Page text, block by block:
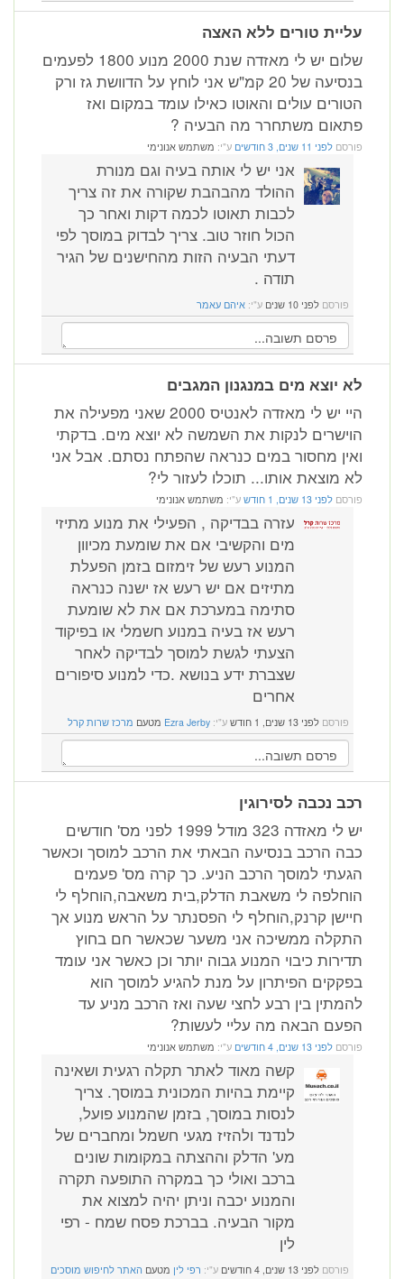
עליית טורים ללא האצה
שלום יש לי מאזדה שנת 2000 מנוע 1800 לפעמים
בנסיעה של 20 קמ"ש אני לוחץ על הדוושת גז ורק
הטורים עולים והאוטו כאילו עומד במקום ואז
פתאום משתחרר מה הבעיה ?
פורסם לפני 11 שנים, 3 חודשים ע"י: משתמש אנונימי
אני יש לי אותה בעיה וגם מנורת
ההולד מהבהבת שקורה את זה צריך
לכבות תאוטו לכמה דקות ואחר כך
הכול חוזר טוב. צריך לבדוק במוסך לפי
דעתי הבעיה הזות מהחישנים של הגיר
תודה .
פורסם לפני 10 שנים ע"י: איהם עאמר
לא יוצא מים במנגנון המגבים
היי יש לי מאזדה לאנטיס 2000 שאני מפעילה את
הוישרים לנקות את השמשה לא יוצא מים. בדקתי
ואין מחסור במים כנראה שהפתח נסתם. אבל אני
לא מוצאת אותו... תוכלו לעזור לי?
פורסם לפני 13 שנים, 1 חודש ע"י: משתמש אנונימי
עזרה בבדיקה , הפעילי את מנוע מתיזי
מים והקשיבי אם את שומעת מכיוון
המנוע רעש של זימזום בזמן הפעלת
מתיזים אם יש רעש אז ישנה כנראה
סתימה במערכת אם את לא שומעת
רעש אז בעיה במנוע חשמלי או בפיקוד
הצעתי לגשת למוסך לבדיקה לאחר
שצברת ידע בנושא .כדי למנוע סיפורים
אחרים
פורסם לפני 13 שנים, 1 חודש ע"י: Ezra Jerby מטעם מרכז שרות קרל
רכב נכבה לסירוגין
יש לי מאזדה 323 מודל 1999 לפני מס' חודשים
כבה הרכב בנסיעה הבאתי את הרכב למוסך וכאשר
הגעתי למוסך הרכב הניע. כך קרה מס' פעמים
הוחלפה לי משאבת הדלק,בית משאבה,הוחלף לי
חיישן קרנק,הוחלף לי הפסנתר על הראש מנוע אך
התקלה ממשיכה אני משער שכאשר חם בחוץ
תדירות כיבוי המנוע גבוה יותר וכן כאשר אני עומד
בפקקים הפיתרון על מנת להגיע למוסך הוא
להמתין בין רבע לחצי שעה ואז הרכב מניע עד
הפעם הבאה מה עליי לעשות?
פורסם לפני 13 שנים, 4 חודשים ע"י: משתמש אנונימי
קשה מאוד לאתר תקלה רגעית ושאינה
קיימת בהיות המכונית במוסך. צריך
לנסות במוסך, בזמן שהמנוע פועל,
לנדנד ולהזיז מגעי חשמל ומחברים של
מע' הדלק וההצתה במקומות שונים
ברכב ואולי כך במקרה התופעה תקרה
והמנוע יכבה וניתן יהיה למצוא את
מקור הבעיה. בברכת פסח שמח - רפי
לין
פורסם לפני 13 שנים, 4 חודשים ע"י: רפי לין מטעם האתר לחיפוש מוסכים